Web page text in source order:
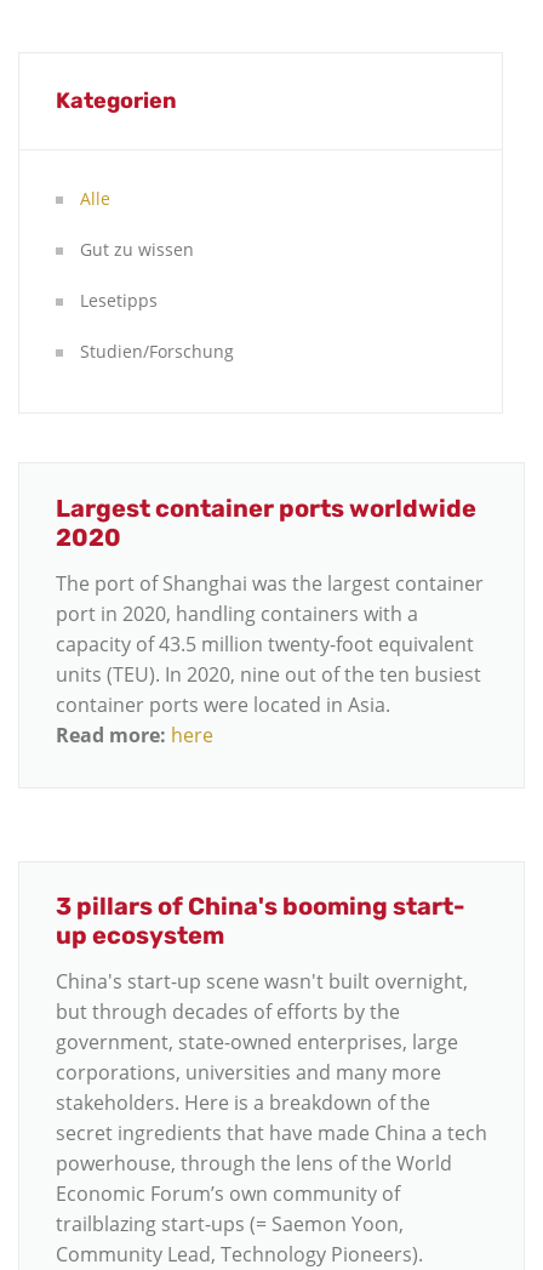
Kategorien
Alle
Gut zu wissen
Lesetipps
Studien/Forschung
Largest container ports worldwide
2020
The port of Shanghai was the largest container
port in 2020, handling containers with a
capacity of 43.5 million twenty-foot equivalent
units (TEU). In 2020, nine out of the ten busiest
container ports were located in Asia.
Read more: here
3 pillars of China's booming start-
up ecosystem
China's start-up scene wasn't built overnight,
but through decades of efforts by the
government, state-owned enterprises, large
corporations, universities and many more
stakeholders. Here is a breakdown of the
secret ingredients that have made China a tech
powerhouse, through the lens of the World
Economic Forum’s own community of
trailblazing start-ups (= Saemon Yoon,
Community Lead, Technology Pioneers).